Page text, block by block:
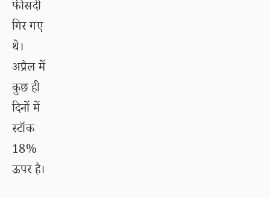
फीसदी
गिर गए
थे।
अप्रैल में
कुछ ही
दिनों में
स्टॉक
18%
ऊपर है।